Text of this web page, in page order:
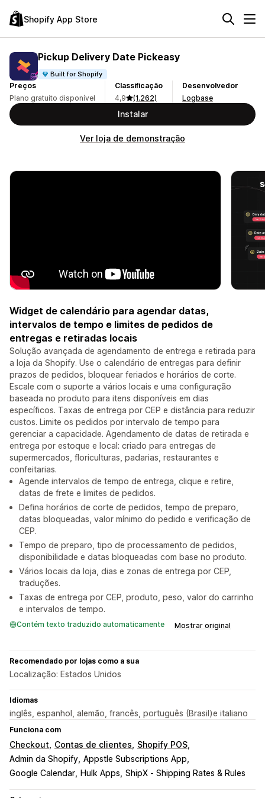
Shopify App Store
Pickup Delivery Date Pickeasy
Built for Shopify
Preços
Plano gratuito disponível
Classificação
4,9
(1.262)
Desenvolvedor
Logbase
Instalar
Ver loja de demonstração
Widget de calendário para agendar datas,
intervalos de tempo e limites de pedidos de
entregas e retiradas locais
Solução avançada de agendamento de entrega e retirada para
a loja da Shopify. Use o calendário de entregas para definir
prazos de pedidos, bloquear feriados e horários de corte.
Escale com o suporte a vários locais e uma configuração
baseada no produto para itens disponíveis em dias
específicos. Taxas de entrega por CEP e distância para reduzir
custos. Limite os pedidos por intervalo de tempo para
gerenciar a capacidade. Agendamento de datas de retirada e
entrega por estoque e local: criado para entregas de
supermercados, floriculturas, padarias, restaurantes e
confeitarias.
Agende intervalos de tempo de entrega, clique e retire,
datas de frete e limites de pedidos.
Defina horários de corte de pedidos, tempo de preparo,
datas bloqueadas, valor mínimo do pedido e verificação de
CEP.
Tempo de preparo, tipo de processamento de pedidos,
disponibilidade e datas bloqueadas com base no produto.
Vários locais da loja, dias e zonas de entrega por CEP,
traduções.
Taxas de entrega por CEP, produto, peso, valor do carrinho
e intervalos de tempo.
Contém texto traduzido automaticamente Mostrar original
Recomendado por lojas como a sua
Localização: Estados Unidos
Idiomas
inglês, espanhol, alemão, francês, português (Brasil)e italiano
Funciona com
Checkout Contas de clientes
Shopify POS
Admin da Shopify Appstle Subscriptions App
Google Calendar
Hulk Apps ShipX ‑ Shipping Rates & Rules